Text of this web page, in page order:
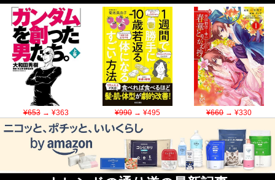
¥653→ ¥363 ¥990→ ¥495 ¥660→ ¥330